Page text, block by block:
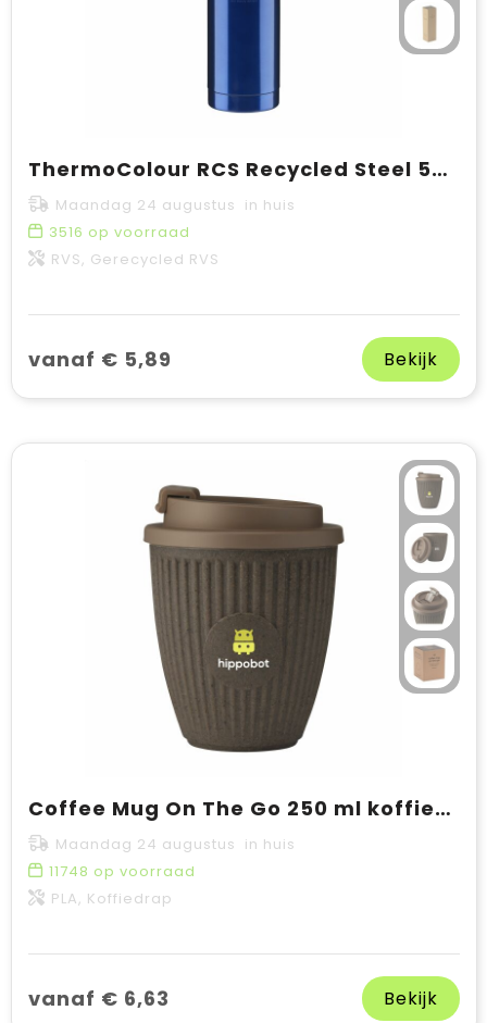
ThermoColour RCS Recycled Steel 500 ml thermosfles
Maandag 24 augustus in huis
3516 op voorraad
RVS, Gerecycled RVS
vanaf € 5,89 Bekijk
Coffee Mug On The Go 250 ml koffiebeker
Maandag 24 augustus in huis
11748 op voorraad
PLA, Koffiedrap
vanaf € 6,63 Bekijk